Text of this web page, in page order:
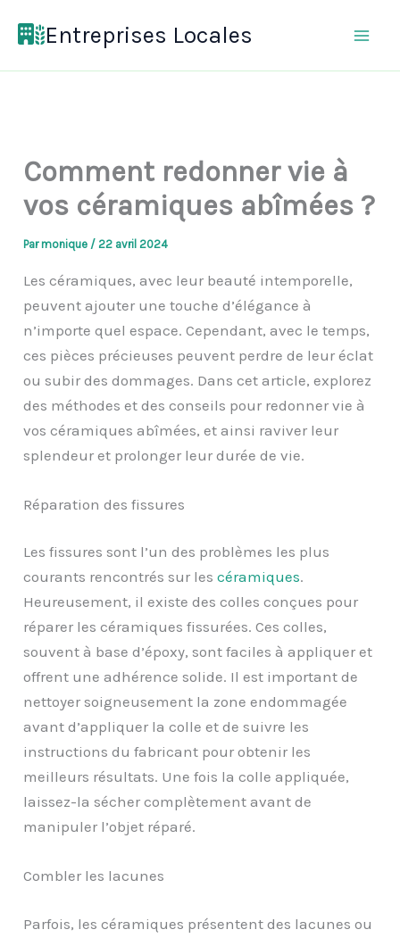
Entreprises Locales
Comment redonner vie à
vos céramiques abîmées ?
Parmonique /22 avril 2024
Les céramiques, avec leur beauté intemporelle,
peuvent ajouter une touche d’élégance à
n’importe quel espace. Cependant, avec le temps,
ces pièces précieuses peuvent perdre de leur éclat
ou subir des dommages. Dans cet article, explorez
des méthodes et des conseils pour redonner vie à
vos céramiques abîmées, et ainsi raviver leur
splendeur et prolonger leur durée de vie.
Réparation des fissures
Les fissures sont l’un des problèmes les plus
courants rencontrés sur lescéramiques.
Heureusement, il existe des colles conçues pour
réparer les céramiques fissurées. Ces colles,
souvent à base d’époxy, sont faciles à appliquer et
offrent une adhérence solide. Il est important de
nettoyer soigneusement la zone endommagée
avant d’appliquer la colle et de suivre les
instructions du fabricant pour obtenir les
meilleurs résultats. Une fois la colle appliquée,
laissez-la sécher complètement avant de
manipuler l’objet réparé.
Combler les lacunes
Parfois, les céramiques présentent des lacunes ou